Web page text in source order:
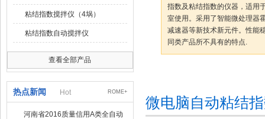
粘结指数搅拌仪（4埚）
粘结指数自动搅拌仪
查看全部产品
热点新闻 Hot ROME+
河南省2016质量信用A类全自动
指数及粘结指数的仪器，适用
室使用。采用了智能微处理器
减速器等新技术新元件。性能
同类产品所不具有的特点.
微电脑自动粘结